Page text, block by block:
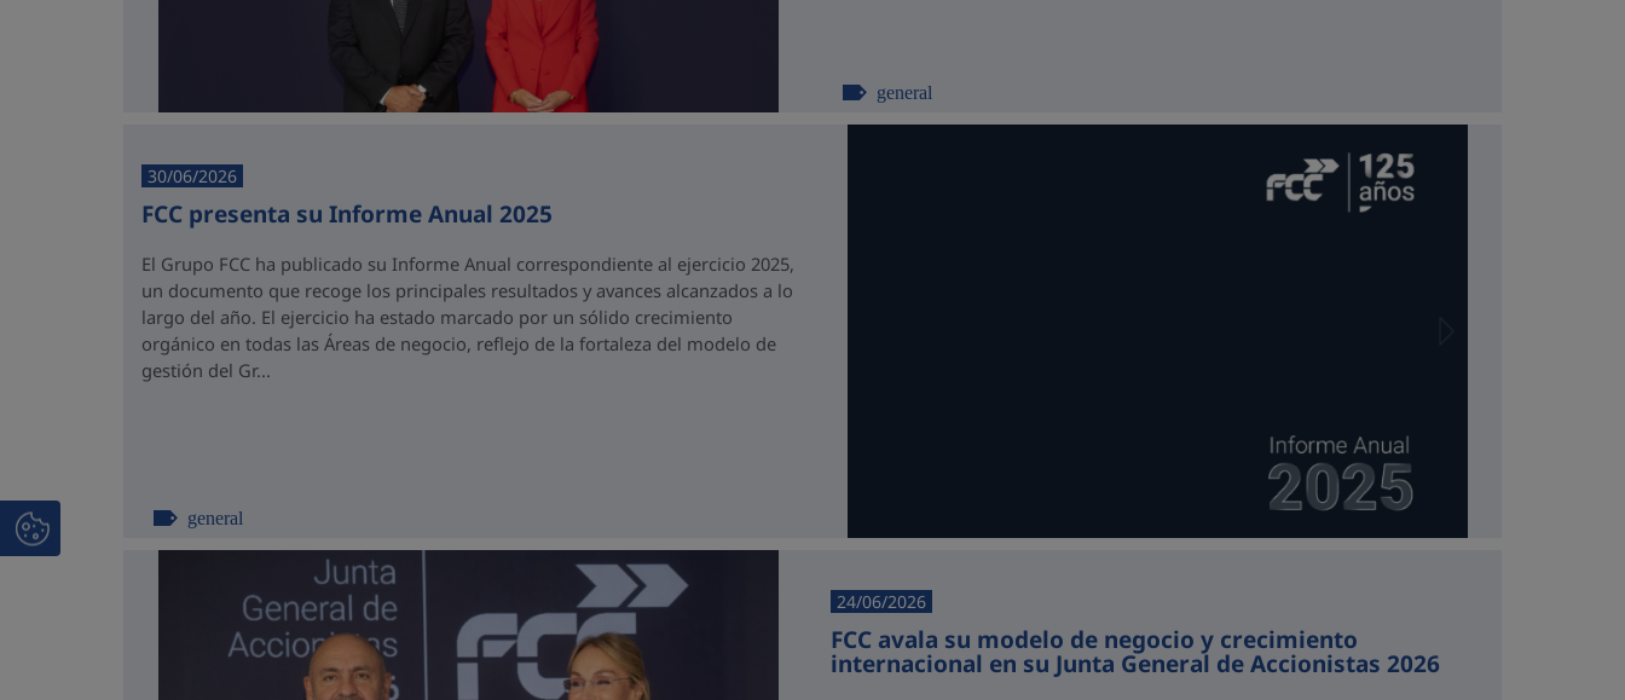
general
30/06/2026
FCC presenta su Informe Anual 2025
El Grupo FCC ha publicado su Informe Anual correspondiente al ejercicio 2025,
un documento que recoge los principales resultados y avances alcanzados a lo
largo del año. El ejercicio ha estado marcado por un sólido crecimiento
orgánico en todas las Áreas de negocio, reflejo de la fortaleza del modelo de
gestión del Gr...
general
24/06/2026
FCC avala su modelo de negocio y crecimiento
internacional en su Junta General de Accionistas 2026